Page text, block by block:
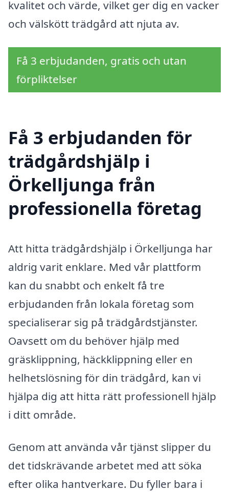
kvalitet och värde, vilket ger dig en vacker
och välskött trädgård att njuta av.
Få 3 erbjudanden, gratis och utan
förpliktelser
Få 3 erbjudanden för
trädgårdshjälp i
Örkelljunga från
professionella företag
Att hitta trädgårdshjälp i Örkelljunga har
aldrig varit enklare. Med vår plattform
kan du snabbt och enkelt få tre
erbjudanden från lokala företag som
specialiserar sig på trädgårdstjänster.
Oavsett om du behöver hjälp med
gräsklippning, häckklippning eller en
helhetslösning för din trädgård, kan vi
hjälpa dig att hitta rätt professionell hjälp
i ditt område.
Genom att använda vår tjänst slipper du
det tidskrävande arbetet med att söka
efter olika hantverkare. Du fyller bara i